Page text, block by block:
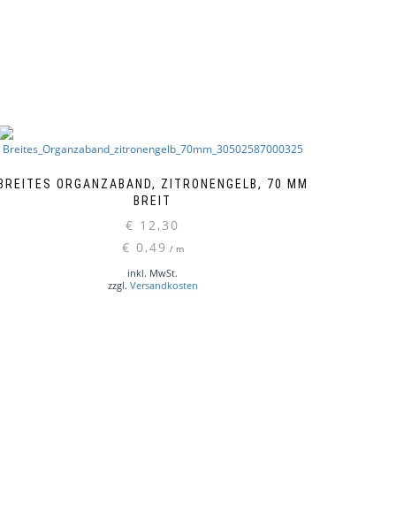
ORGANZABAND, ZITRONENGELB, 70 MM
BREIT
€ 12,30
€ 0,49 / m
inkl. MwSt.
zzgl. Versandkosten